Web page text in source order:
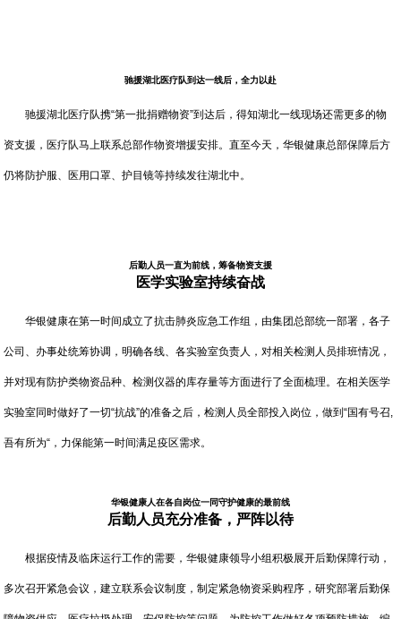
驰援湖北医疗队到达一线后，全力以赴
驰援湖北医疗队携“第一批捐赠物资”到达后，得知湖北一线现场还需更多的物
资支援，医疗队马上联系总部作物资增援安排。直至今天，华银健康总部保障后方
仍将防护服、医用口罩、护目镜等持续发往湖北中。
后勤人员一直为前线，筹备物资支援
医学实验室持续奋战
华银健康在第一时间成立了抗击肺炎应急工作组，由集团总部统一部署，各子
公司、办事处统筹协调，明确各线、各实验室负责人，对相关检测人员排班情况，
并对现有防护类物资品种、检测仪器的库存量等方面进行了全面梳理。在相关医学
实验室同时做好了一切“抗战”的准备之后，检测人员全部投入岗位，做到“国有号召,
吾有所为“，力保能第一时间满足疫区需求。
华银健康人在各自岗位一同守护健康的最前线
后勤人员充分准备，严阵以待
根据疫情及临床运行工作的需要，华银健康领导小组积极展开后勤保障行动，
多次召开紧急会议，建立联系会议制度，制定紧急物资采购程序，研究部署后勤保